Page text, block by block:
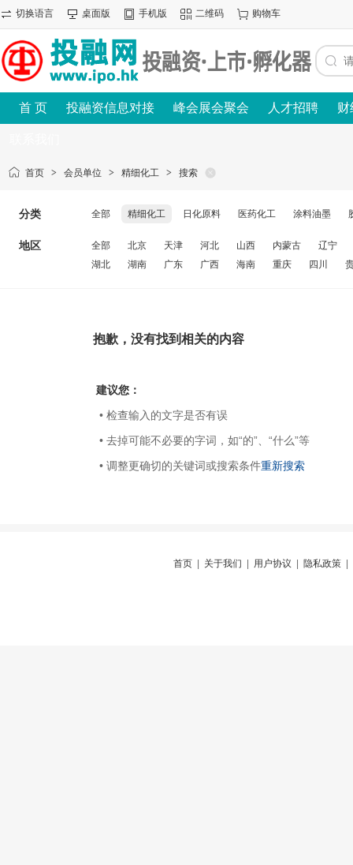
切换语言 桌面版 手机版 二维码 购物车
首 页 投融资信息对接 峰会展会聚会 人才招聘 财
首页 > 会员单位 > 精细化工 > 搜索
分类 全部 精细化工 日化原料 医药化工 涂料油墨
地区 全部 北京 天津 河北 山西 内蒙古
辽宁
湖北
湖南 广东 广西 海南 重庆 四川
抱歉，没有找到相关的内容
建议您：
• 检查输入的文字是否有误
• 去掉可能不必要的字词，如“的”、“什么”等
• 调整更确切的关键词或搜索条件重新搜索
首页 关于我们 用户协议 隐私政策